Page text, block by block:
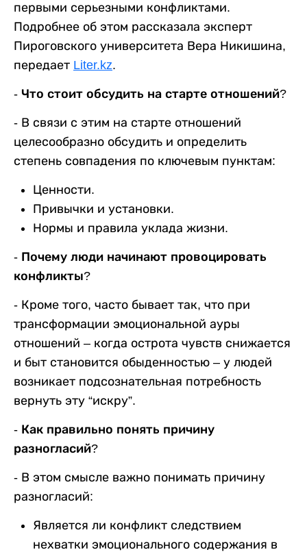
первыми серьезными конфликтами.
Подробнее об этом рассказала эксперт
Пироговского университета Вера Никишина,
передает Liter.kz.
- Что стоит обсудить на старте отношений?
- В связи с этим на старте отношений
целесообразно обсудить и определить
степень совпадения по ключевым пунктам:
Ценности.
Привычки и установки.
Нормы и правила уклада жизни.
- Почему люди начинают провоцировать
конфликты?
- Кроме того, часто бывает так, что при
трансформации эмоциональной ауры
отношений – когда острота чувств снижается
и быт становится обыденностью – у людей
возникает подсознательная потребность
вернуть эту “искру”.
- Как правильно понять причину
разногласий?
- В этом смысле важно понимать причину
разногласий:
Является ли конфликт следствием
нехватки эмоционального содержания в